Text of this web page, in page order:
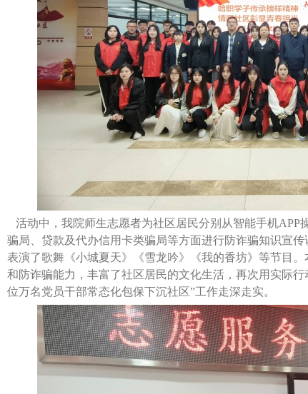
活动中，我院师生志愿者为社区居民分别从智能手机APP
骗局、贷款及代办信用卡类骗局等方面进行防诈骗知识宣
表演了歌舞《小城夏天》《雪龙吟》《我的香坊》等节目
和防诈骗能力，丰富了社区居民的文化生活，再次用实际
位万名党员干部常态化包保下沉社区”工作走深走实。